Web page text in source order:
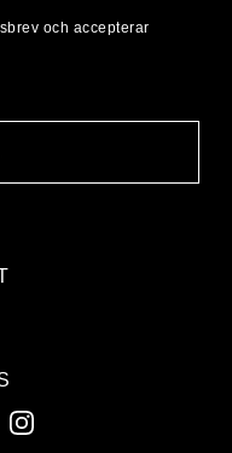
och accepterar